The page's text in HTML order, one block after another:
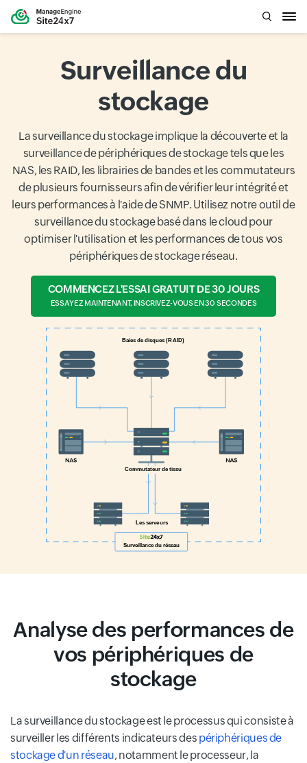
Surveillance du
stockage
La surveillance du stockage implique la découverte et la
surveillance de périphériques de stockage tels que les
NAS, les RAID, les librairies de bandes et les commutateurs
de plusieurs fournisseurs afin de vérifier leur intégrité et
leurs performances à l'aide de SNMP. Utilisez notre outil de
surveillance du stockage basé dans le cloud pour
optimiser l'utilisation et les performances de tous vos
périphériques de stockage réseau.
COMMENCEZ L'ESSAI GRATUIT DE 30 JOURS
ESSAYEZ MAINTENANT, INSCRIVEZ-VOUS EN 30 SECONDES
Analyse des performances de
vos périphériques de
stockage
La surveillance du stockage est le processus qui consiste à
surveiller les différents indicateurs des périphériques de
stockage d'un réseau, notamment le processeur, la